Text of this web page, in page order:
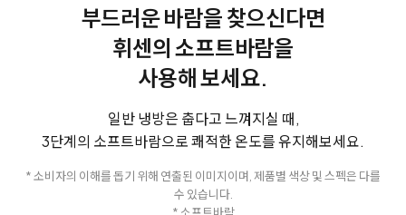
부드러운 바람을 찾으신다면
휘센의 소프트바람을
사용해 보세요.
일반 냉방은 춥다고 느껴지실 때,
3단계의 소프트바람으로 쾌적한 온도를 유지해보세요.
* 소비자의 이해를 돕기 위해 연출된 이미지이며, 제품별 색상 및 스펙은 다를
수 있습니다.